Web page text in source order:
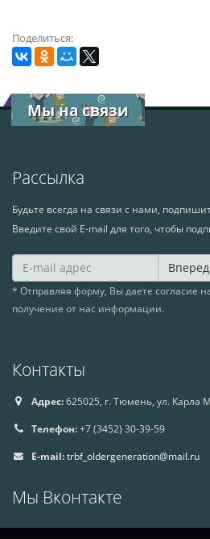
Поделиться:
Мы на связи
Рассылка
Будьте всегда на связи с нами,
Введите свой E-mail для того, чтобы
* Отправляя форму, Вы даете согласие
получение от нас информации.
Контакты
Адрес:625025, г. Тюмень, ул. Карла
Телефон:+7 (3452) 30-39-59
E-mail:trbf_oldergeneration@mail.ru
Мы Вконтакте